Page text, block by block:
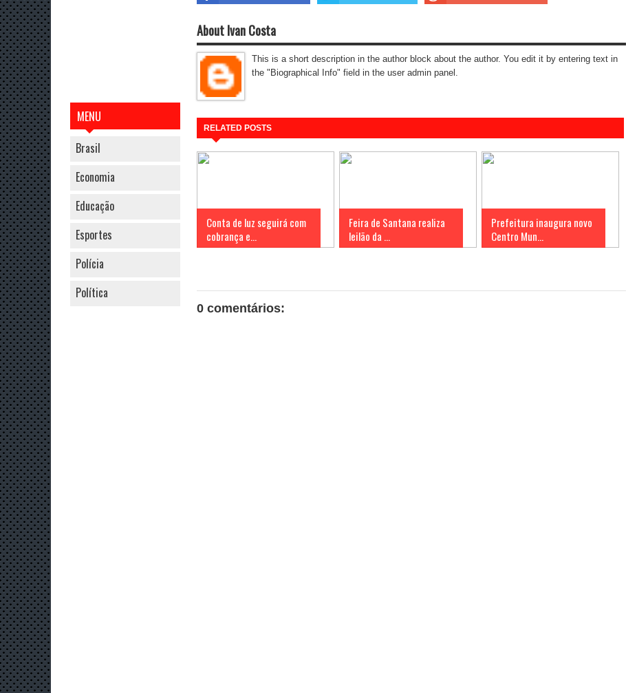
MENU
Brasil
Economia
Educação
Esportes
Polícia
Política
About Ivan Costa
This is a short description in the author block about the author. You edit it by entering text in
the "Biographical Info" field in the user admin panel.
RELATED POSTS
Conta de luz seguirá com
cobrança e...
Feira de Santana realiza
leilão da ...
Prefeitura inaugura novo
Centro Mun...
0 comentários: